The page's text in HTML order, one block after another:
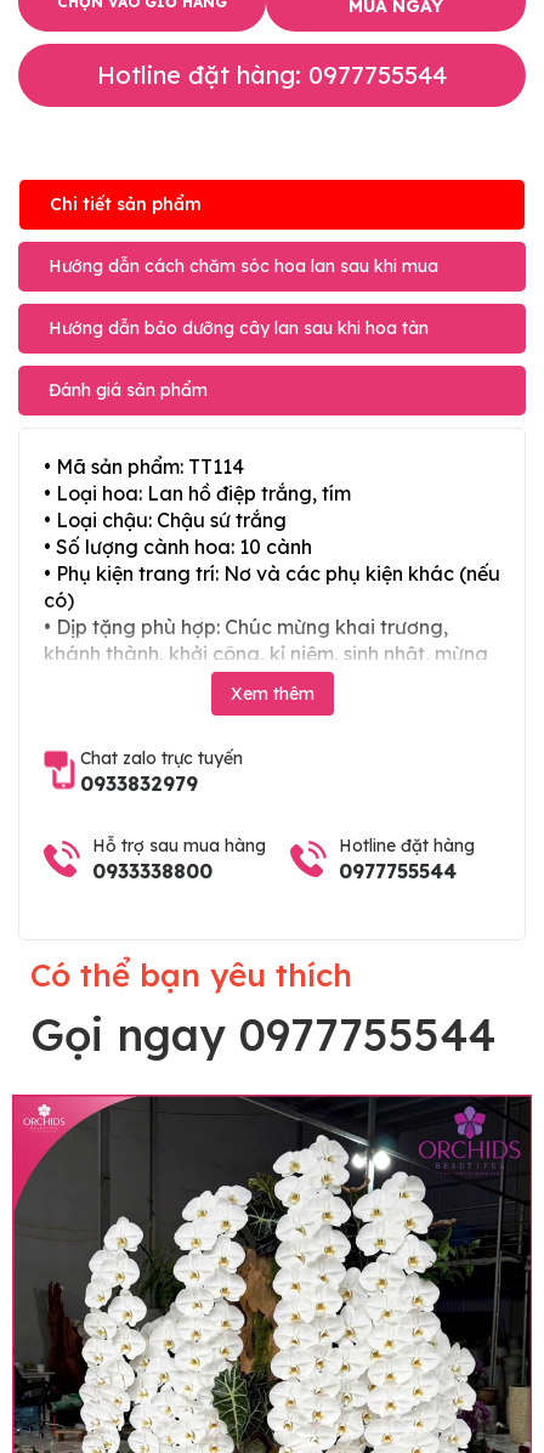
MUA NGAY
Hotline đặt hàng: 0977755544
Chi tiết sản phẩm
Hướng dẫn cách chăm sóc hoa lan sau khi mua
Hướng dẫn bảo dưỡng cây lan sau khi hoa tàn
Đánh giá sản phẩm
• Mã sản phẩm: TT114
• Loại hoa: Lan hồ điệp trắng, tím
• Loại chậu: Chậu sứ trắng
• Số lượng cành hoa: 10 cành
• Phụ kiện trang trí: Nơ và các phụ kiện khác (nếu
có)
• Dịp tặng phù hợp: Chúc mừng khai trương,
khánh thành, khởi công, kỉ niệm, sinh nhật, mừng
thọ, mừng cưới, tân gia và các ngày lễ tết trong
Lưu ý trước khi đặt hàng
• Về cây hoa: Một chậu hoa lan hồ điệp đẹp và
hoàn chỉnh sẽ được phối ghép từ nhiều cây hoa
Xem thêm
Chat zalo trực tuyến
0933832979
Hỗ trợ sau mua hàng
0933338800
Hotline đặt hàng
0977755544
Có thể bạn yêu thích
Gọi ngay 0977755544